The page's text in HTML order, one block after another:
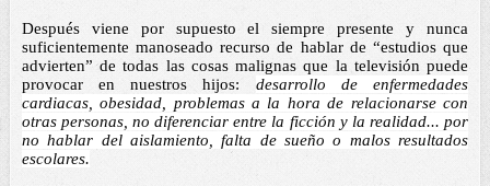
Después viene por supuesto el siempre presente y nunca
suficientemente manoseado recurso de hablar de “estudios que
advierten” de todas las cosas malignas que la televisión puede
provocar en nuestros hijos: desarrollo de enfermedades
cardiacas, obesidad, problemas a la hora de relacionarse con
otras personas, no diferenciar entre la ficción y la realidad... por
no hablar del aislamiento, falta de sueño o malos resultados
escolares.